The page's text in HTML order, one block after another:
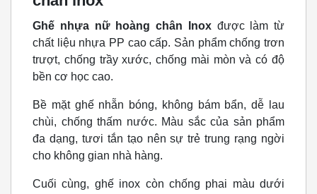
Ghế nhựa nữ hoàng chân Inoxđược làm từ
chất liệu nhựa PP cao cấp. Sản phẩm chống trơn
trượt, chống trầy xước, chống mài mòn và có độ
bền cơ học cao.
Bề mặt ghế nhẵn bóng, không bám bẩn, dễ lau
chùi, chống thấm nước. Màu sắc của sản phẩm
đa dạng, tươi tắn tạo nên sự trẻ trung rạng ngời
cho không gian nhà hàng.
Cuối cùng, ghế inox còn chống phai màu dưới